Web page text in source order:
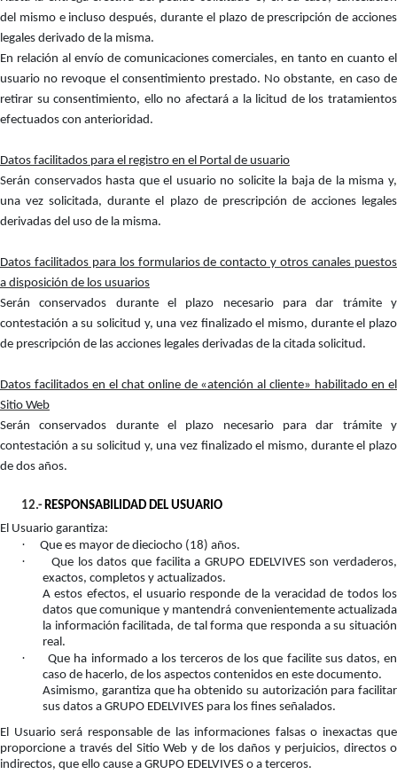
del mismo e incluso después, durante el plazo de prescripción de acciones
legales derivado de la misma.
En relación al envío de comunicaciones comerciales, en tanto en cuanto el
usuario no revoque el consentimiento prestado. No obstante, en caso de
retirar su consentimiento, ello no afectará a la licitud de los tratamientos
efectuados con anterioridad.
Datos facilitados para el registro en el Portal de usuario
Serán conservados hasta que el usuario no solicite la baja de la misma y,
una vez solicitada, durante el plazo de prescripción de acciones legales
derivadas del uso de la misma.
Datos facilitados para los formularios de contacto y otros canales puestos
a disposición de los usuarios
Serán conservados durante el plazo necesario para dar trámite y
contestación a su solicitud y, una vez finalizado el mismo, durante el plazo
de prescripción de las acciones legales derivadas de la citada solicitud.
Datos facilitados en el chat online de «atención al cliente» habilitado en el
Sitio Web
Serán conservados durante el plazo necesario para dar trámite y
contestación a su solicitud y, una vez finalizado el mismo, durante el plazo
de dos años.
12.- RESPONSABILIDAD DEL USUARIO
El Usuario garantiza:
· Que es mayor de dieciocho (18) años.
·
Que los datos que facilita a GRUPO EDELVIVES son verdaderos,
exactos, completos y actualizados.
A estos efectos, el usuario responde de la veracidad de todos los
datos que comunique y mantendrá convenientemente actualizada
la información facilitada, de tal forma que responda a su situación
real.
·
Que ha informado a los terceros de los que facilite sus datos, en
caso de hacerlo, de los aspectos contenidos en este documento.
Asimismo, garantiza que ha obtenido su autorización para facilitar
sus datos a GRUPO EDELVIVES para los fines señalados.
El Usuario será responsable de las informaciones falsas o inexactas que
proporcione a través del Sitio Web y de los daños y perjuicios, directos o
indirectos, que ello cause a GRUPO EDELVIVES o a terceros.